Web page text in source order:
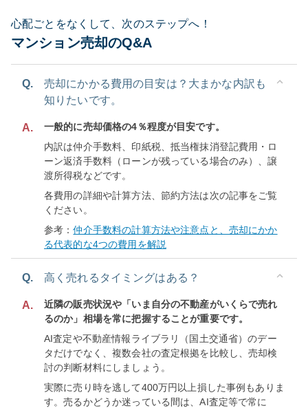
心配ごとをなくして、次のステップへ！
マンション売却のQ&A
Q.
売却にかかる費用の目安は？大まかな内訳も
知りたいです。
A.
一般的に売却価格の4％程度が目安です。
内訳は仲介手数料、印紙税、抵当権抹消登記費用・ロ
ーン返済手数料（ローンが残っている場合のみ）、譲
渡所得税などです。
各費用の詳細や計算方法、節約方法は次の記事をご覧
ください。
参考：仲介手数料の計算方法や注意点と、売却にかか
る代表的な4つの費用を解説
Q. 高く売れるタイミングはある？
A.
近隣の販売状況や「いま自分の不動産がいくらで売れ
るのか」相場を常に把握することが重要です。
AI査定や不動産情報ライブラリ（国土交通省）のデー
タだけでなく、複数会社の査定根拠を比較し、売却検
討の判断材料にしましょう。
実際に売り時を逃して400万円以上損した事例もありま
す。売るかどうか迷っている間は、AI査定等で常に